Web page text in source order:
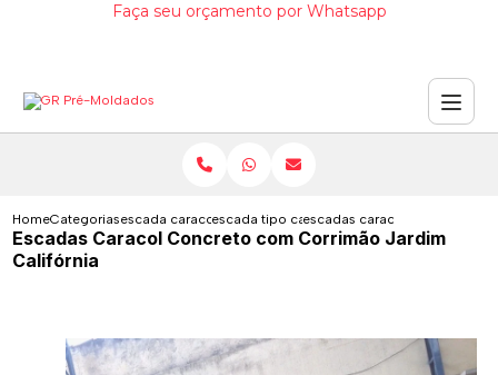
Faça seu orçamento por Whatsapp
HomeCategoriasescada caracol de concretoescada tipo caracol de concreto
escadas caracol concreto
Escadas Caracol Concreto com Corrimão Jardim
Califórnia